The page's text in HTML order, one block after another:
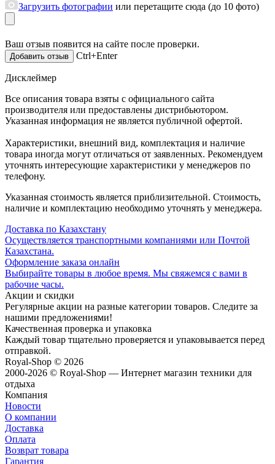
Загрузить фотографии или перетащите сюда (до 10 фото)
Ваш отзыв появится на сайте после проверки.
Ctrl+Enter
Дисклеймер
Все описания товара взяты с официального сайта
производителя или предоставлены дистрибьютором.
Указанная информация не является публичной офертой.
Характеристики, внешний вид, комплектация и наличие
товара иногда могут отличаться от заявленных. Рекомендуем
уточнять интересующие характеристики у менеджеров по
телефону.
Указанная стоимость является приблизительной. Стоимость,
наличие и комплектацию необходимо уточнять у менеджера.
Доставка по Казахстану
Осуществляется транспортными компаниями или Почтой
Казахстана.
Оформление заказа онлайн
Выбирайте товары в любое время. Мы свяжемся с вами в
рабочие часы.
Акции и скидки
Регулярные акции на разные категории товаров. Следите за
нашими предложениями!
Качественная проверка и упаковка
Каждый товар тщательно проверяется и упаковывается перед
отправкой.
Royal-Shop © 2026
2000-2026 © Royal-Shop — Интернет магазин техники для
отдыха
Компания
Новости
О компании
Доставка
Оплата
Возврат товара
Гарантия